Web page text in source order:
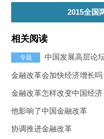
2015全国
相关阅读
专题 中国发展高层论
金融改革会加快经济增长吗
金融改革怎样改变中国经济
他影响了中国金融改革
协调推进金融改革